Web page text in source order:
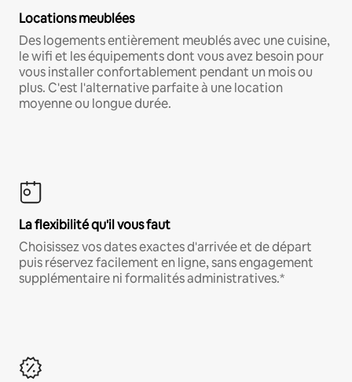
Locations meublées
Des logements entièrement meublés avec une cuisine,
le wifi et les équipements dont vous avez besoin pour
vous installer confortablement pendant un mois ou
plus. C'est l'alternative parfaite à une location
moyenne ou longue durée.
La flexibilité qu'il vous faut
Choisissez vos dates exactes d'arrivée et de départ
puis réservez facilement en ligne, sans engagement
supplémentaire ni formalités administratives.*